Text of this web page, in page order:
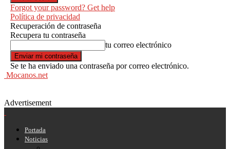
Forgot your password? Get help
Política de privacidad
Recuperación de contraseña
Recupera tu contraseña
tu correo electrónico
Se te ha enviado una contraseña por correo electrónico.
Mocanos.net
Advertisement
Portada
Noticias